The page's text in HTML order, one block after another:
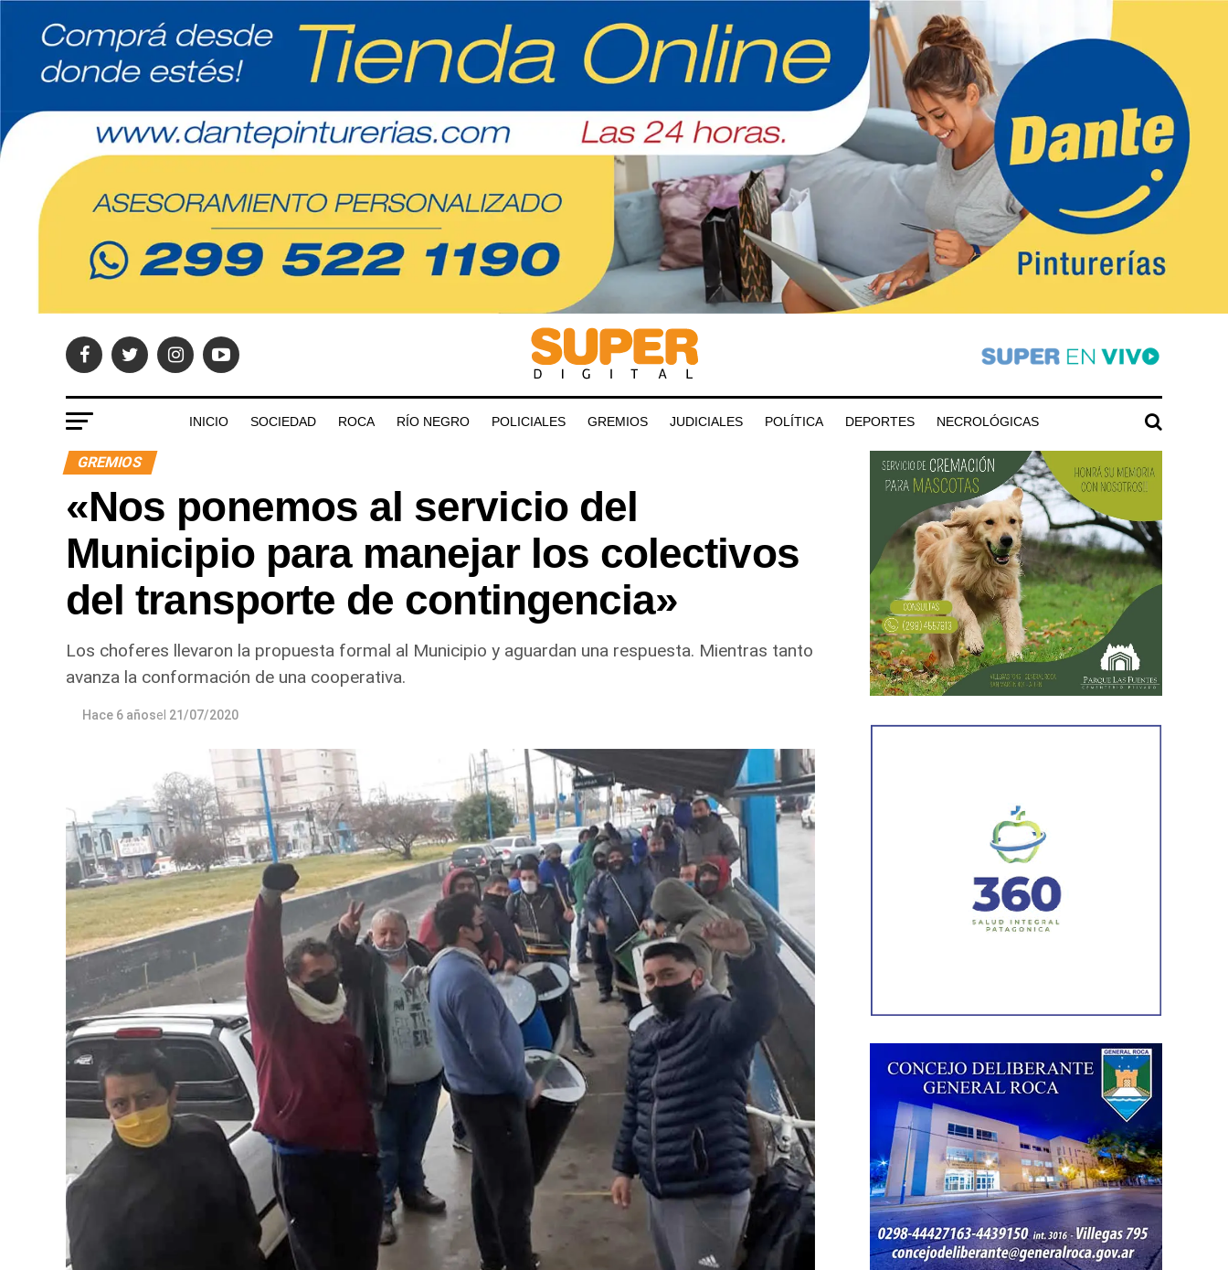
INICIO SOCIEDAD ROCA RÍO NEGRO POLICIALES GREMIOS JUDICIALES POLÍTICA DEPORTES NECROLÓGICAS
GREMIOS
«Nos ponemos al servicio del
Municipio para manejar los colectivos
del transporte de contingencia»
Los choferes llevaron la propuesta formal al Municipio y aguardan una respuesta. Mientras tanto
avanza la conformación de una cooperativa.
Hace 6 añosel 21/07/2020